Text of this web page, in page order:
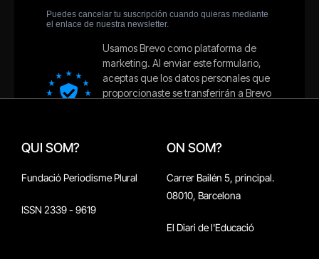
QUI SOM?
Fundació Periodisme Plural
ISSN 2339 - 9619
ON SOM?
Carrer Bailén 5, principal.
08010, Barcelona
El Diari de l'Educació